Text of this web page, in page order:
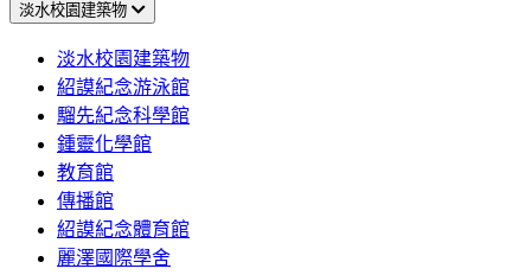
淡水校園建築物
淡水校園建築物
紹謨紀念游泳館
騮先紀念科學館
鍾靈化學館
教育館
傳播館
紹謨紀念體育館
麗澤國際學舍